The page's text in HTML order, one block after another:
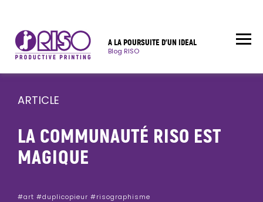
A LA POURSUITE D’UN IDEAL
Blog RISO
ARTICLE
LA COMMUNAUTÉ RISO EST
MAGIQUE
#art #duplicopieur #risographisme